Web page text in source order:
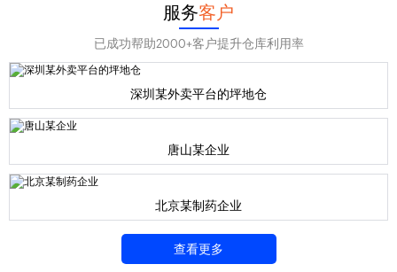
服务客户
已成功帮助2000+客户提升仓库利用率
深圳某外卖平台的坪地仓
唐山某企业
北京某制药企业
查看更多